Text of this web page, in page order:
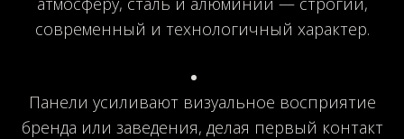
современный и технологичный характер.
Панели усиливают визуальное восприятие
бренда или заведения, делая первый контакт